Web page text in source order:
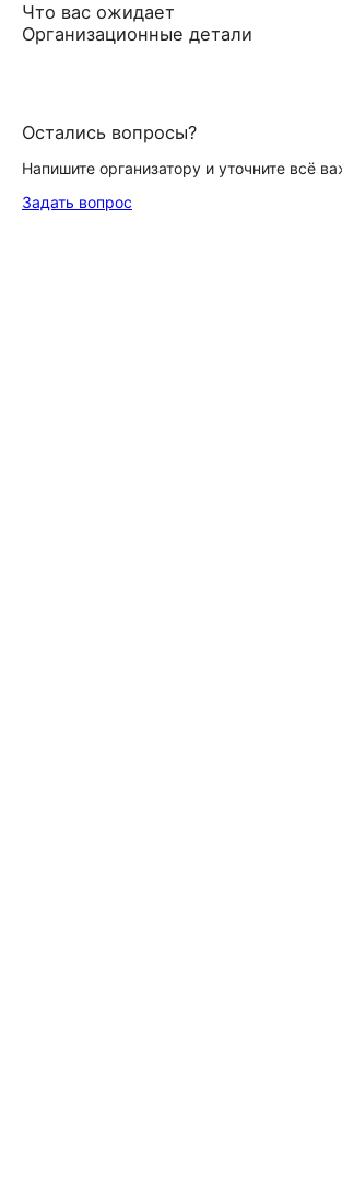
Что вас ожидает
Организационные детали
Остались вопросы?
Напишите организатору и уточните всё
Задать вопрос